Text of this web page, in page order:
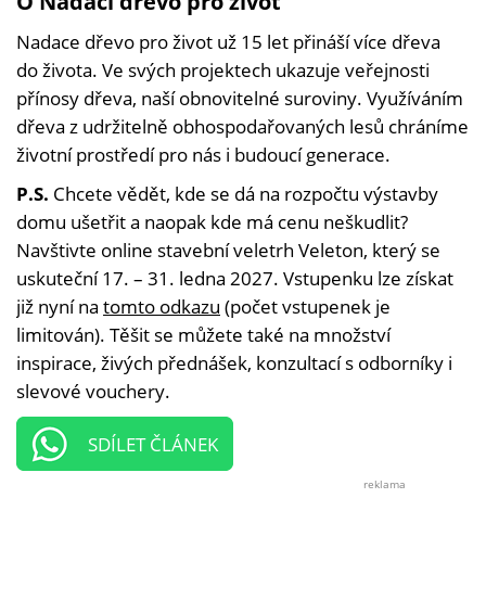
Nadace dřevo pro život už 15 let přináší více dřeva
do života. Ve svých projektech ukazuje veřejnosti
přínosy dřeva, naší obnovitelné suroviny. Využíváním
dřeva z udržitelně obhospodařovaných lesů chráníme
životní prostředí pro nás i budoucí generace.
P.S. Chcete vědět, kde se dá na rozpočtu výstavby
domu ušetřit a naopak kde má cenu neškudlit?
Navštivte online stavební veletrh Veleton, který se
uskuteční 17. – 31. ledna 2027. Vstupenku lze získat
již nyní na tomto odkazu (počet vstupenek je
limitován). Těšit se můžete také na množství
inspirace, živých přednášek, konzultací s odborníky i
slevové vouchery.
SDÍLET ČLÁNEK
reklama